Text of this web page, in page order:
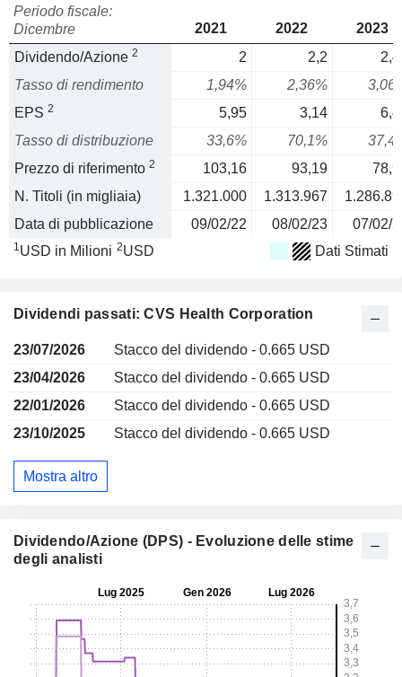
Periodo fiscale:
Dicembre
2021 2022
2023
Dividendo/Azione 2 2 2,2
Tasso di rendimento
1,94% 2,36%
EPS 2 5,95 3,14
Tasso di distribuzione
33,6% 70,1%
Prezzo di riferimento 2 103,16 93,19
N. Titoli (in migliaia)
1.321.000 1.313.967
Data di pubblicazione
09/02/22 08/02/23 07/02/
1USD in Milioni 2USD Dati Stimati
Dividendi passati: CVS Health Corporation
23/07/2026
Stacco del dividendo - 0.665 USD
23/04/2026
Stacco del dividendo - 0.665 USD
22/01/2026
Stacco del dividendo - 0.665 USD
23/10/2025
Stacco del dividendo - 0.665 USD
Mostra altro
Dividendo/Azione (DPS) - Evoluzione delle stime
degli analisti